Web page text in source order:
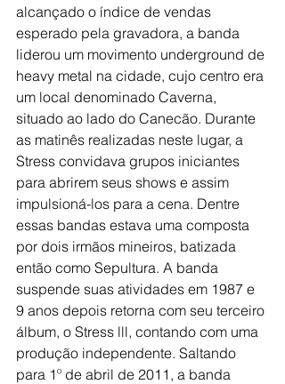
alcançado o índice de vendas
esperado pela gravadora, a banda
liderou um movimento underground de
heavy metal na cidade, cujo centro era
um local denominado Caverna,
situado ao lado do Canecão. Durante
as matinês realizadas neste lugar, a
Stress convidava grupos iniciantes
para abrirem seus shows e assim
impulsioná-los para a cena. Dentre
essas bandas estava uma composta
por dois irmãos mineiros, batizada
então como Sepultura. A banda
suspende suas atividades em 1987 e
9 anos depois retorna com seu terceiro
álbum, o Stress lll, contando com uma
produção independente. Saltando
para 1º de abril de 2011, a banda